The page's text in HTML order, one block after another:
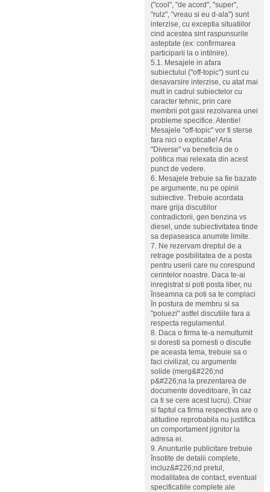
("cool", "de acord", "super",
"rulz", "vreau si eu d-ala") sunt
interzise, cu exceptia situatiilor
cind acestea sint raspunsurile
asteptate (ex: confirmarea
participarii la o intilnire).
5.1. Mesajele in afara
subiectului ("off-topic") sunt cu
desavarsire interzise, cu atat mai
mult in cadrul subiectelor cu
caracter tehnic, prin care
membrii pot gasi rezolvarea unei
probleme specifice. Atentie!
Mesajele "off-topic" vor fi sterse
fara nici o explicatie! Aria
"Diverse" va beneficia de o
politica mai relexata din acest
punct de vedere.
6. Mesajele trebuie sa fie bazate
pe argumente, nu pe opinii
subiective. Trebuie acordata
mare grija discutiilor
contradictorii, gen benzina vs
diesel, unde subiectivitatea tinde
sa depaseasca anumite limite.
7. Ne rezervam dreptul de a
retrage posibilitatea de a posta
pentru userii care nu corespund
cerintelor noastre. Daca te-ai
inregistrat si poti posta liber, nu
înseamna ca poti sa te complaci
în postura de membru si sa
"poluezi" astfel discutiile fara a
respecta regulamentul.
8. Daca o firma te-a nemultumit
si doresti sa pornesti o discutie
pe aceasta tema, trebuie sa o
faci civilizat, cu argumente
solide (merg&#226;nd
p&#226;na la prezentarea de
documente doveditoare, în caz
ca ti se cere acest lucru). Chiar
si faptul ca firma respectiva are o
atitudine reprobabila nu justifica
un comportament jignitor la
adresa ei.
9. Anunturile publicitare trebuie
însotite de detalii complete,
incluz&#226;nd pretul,
modalitatea de contact, eventual
specificatiile complete ale